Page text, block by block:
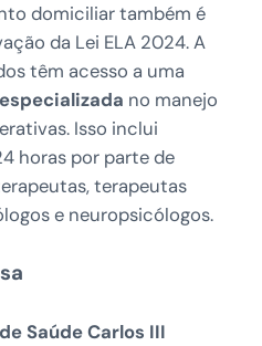
domiciliar também é
da Lei ELA 2024. A
têm acesso a uma
no manejo
Isso inclui
horas por parte de
terapeutas
e neuropsicólogos.
Saúde Carlos III